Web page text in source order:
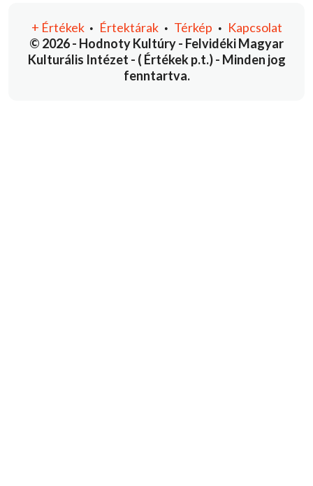
© 2026 - Hodnoty Kultúry - Felvidéki Magyar
Kulturális Intézet - ( Értékek p.t.) - Minden jog
fenntartva.
+ Értékek • Értektárak• Térkép • Kapcsolat